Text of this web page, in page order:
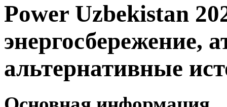
Power Uzbekistan
энергосбережение,
альтернативные